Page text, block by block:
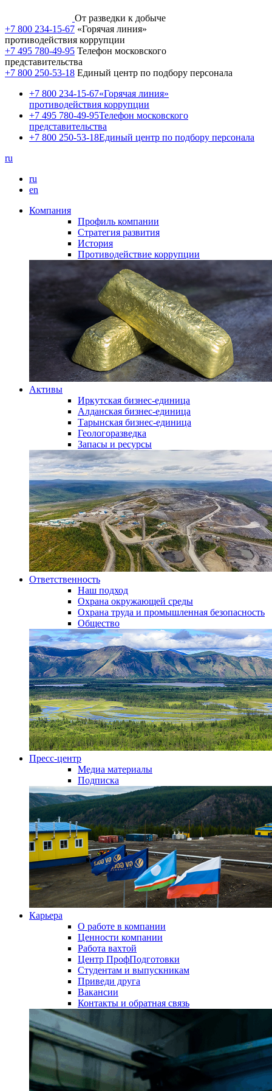
От разведки к добыче
+7 800 234-15-67 «Горячая линия»
противодействия коррупции
+7 495 780-49-95 Телефон московского
представительства
+7 800 250-53-18 Единый центр по подбору персонала
+7 800 234-15-67«Горячая линия»
противодействия коррупции
+7 495 780-49-95Телефон московского
представительства
+7 800 250-53-18Единый центр по подбору персонала
ru
ru
en
Компания
Профиль компании
Стратегия развития
История
Противодействие коррупции
Активы
Иркутская бизнес-единица
Алданская бизнес-единица
Тарынская бизнес-единица
Геологоразведка
Запасы и ресурсы
Ответственность
Наш подход
Охрана окружающей среды
Охрана труда и промышленная безопасность
Общество
Пресс-центр
Медиа материалы
Подписка
Карьера
О работе в компании
Ценности компании
Работа вахтой
Центр ПрофПодготовки
Студентам и выпускникам
Приведи друга
Вакансии
Контакты и обратная связь